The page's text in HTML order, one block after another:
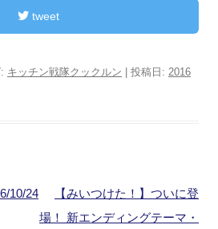
tweet
キッチン戦隊クックルン | 投稿日: 2016
10/24
【みいつけた！】ついに登
場！ 新エンディングテーマ・